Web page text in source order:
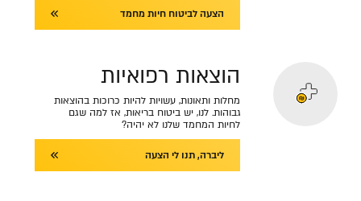
הצעה לביטוח חיות מחמד
הוצאות רפואיות
מחלות ותאונות, עשויות להיות כרוכות בהוצאות
גבוהות. לנו, יש ביטוח בריאות, אז למה שגם
לחיות המחמד שלנו לא יהיה?
ליברה, תנו לי הצעה